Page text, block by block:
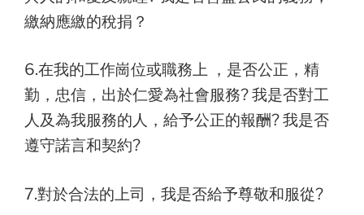
繳納應繳的稅捐？
6.在我的工作崗位或職務上 ，是否公正，精
勤，忠信，出於仁愛為社會服務? 我是否對工
人及為我服務的人，給予公正的報酬? 我是否
遵守諾言和契約?
7.對於合法的上司，我是否給予尊敬和服從?